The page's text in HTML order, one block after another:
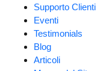
Supporto Clienti
Eventi
Testimonials
Blog
Articoli